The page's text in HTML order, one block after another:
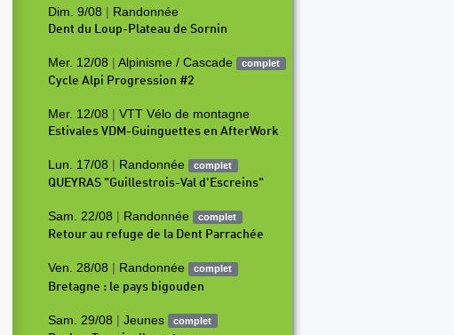
Dim. 9/08 | Randonnée
Dent du Loup-Plateau de Sornin
Mer. 12/08 | Alpinisme / Cascade complet
Cycle Alpi Progression #2
Mer. 12/08 | VTT Vélo de montagne
Estivales VDM-Guinguettes en AfterWork
Lun. 17/08 | Randonnée complet
QUEYRAS "Guillestrois-Val d'Escreins"
Sam. 22/08 | Randonnée complet
Retour au refuge de la Dent Parrachée
Ven. 28/08 | Randonnée complet
Bretagne : le pays bigouden
Sam. 29/08 | Jeunes complet